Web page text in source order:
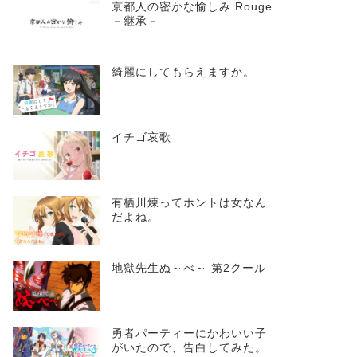
京都人の密かな愉しみ Rouge
－継承－
綺麗にしてもらえますか。
イチゴ哀歌
有栖川煉ってホントは女なん
だよね。
地獄先生ぬ～べ～ 第2クール
勇者パーティーにかわいい子
がいたので、告白してみた。